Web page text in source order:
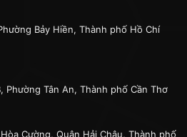
Bảy Hiền, Thành phố Hồ Chí
Phường Tân An, Thành phố Cần Thơ
Cường, Quận Hải Châu, Thành phố